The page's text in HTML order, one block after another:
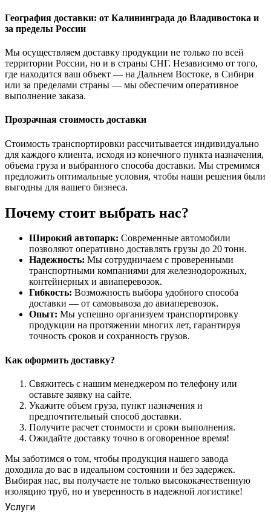
География доставки: от Калининграда до Владивостока и
за пределы России
Мы осуществляем доставку продукции не только по всей
территории России, но и в страны СНГ. Независимо от того,
где находится ваш объект — на Дальнем Востоке, в Сибири
или за пределами страны — мы обеспечим оперативное
выполнение заказа.
Прозрачная стоимость доставки
Стоимость транспортировки рассчитывается индивидуально
для каждого клиента, исходя из конечного пункта назначения,
объема груза и выбранного способа доставки. Мы стремимся
предложить оптимальные условия, чтобы наши решения были
выгодны для вашего бизнеса.
Почему стоит выбрать нас?
Широкий автопарк: Современные автомобили
позволяют оперативно доставлять грузы до 20 тонн.
Надежность: Мы сотрудничаем с проверенными
транспортными компаниями для железнодорожных,
контейнерных и авиаперевозок.
Гибкость: Возможность выбора удобного способа
доставки — от самовывоза до авиаперевозок.
Опыт: Мы успешно организуем транспортировку
продукции на протяжении многих лет, гарантируя
точность сроков и сохранность грузов.
Как оформить доставку?
Свяжитесь с нашим менеджером по телефону или
оставьте заявку на сайте.
Укажите объем груза, пункт назначения и
предпочтительный способ доставки.
Получите расчет стоимости и сроки выполнения.
Ожидайте доставку точно в оговоренное время!
Мы заботимся о том, чтобы продукция нашего завода
доходила до вас в идеальном состоянии и без задержек.
Выбирая нас, вы получаете не только высококачественную
изоляцию труб, но и уверенность в надежной логистике!
Услуги